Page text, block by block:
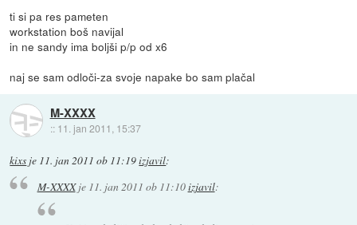
ti si pa res pameten
workstation boš navijal
in ne sandy ima boljši p/p od x6
naj se sam odloči-za svoje napake bo sam plačal
M-XXXX
:: 11. jan 2011, 15:37
kixs je 11. jan 2011 ob 11:19izjavil:
M-XXXXje 11. jan 2011 ob 11:10izjavil: